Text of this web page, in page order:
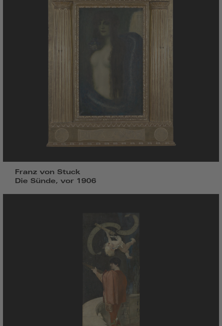
Franz von Stuck
Die Sünde, vor 1906